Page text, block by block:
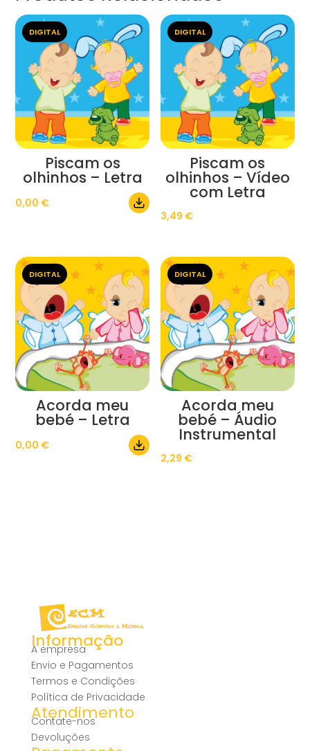
DIGITAL
Piscam os
olhinhos – Letra
0,00 €
DIGITAL
Piscam os
olhinhos – Vídeo
com Letra
3,49 €
DIGITAL
Acorda meu
bebé – Letra
0,00 €
DIGITAL
Acorda meu
bebé – Áudio
Instrumental
2,29 €
Informação
A empresa
Envio e Pagamentos
Termos e Condições
Política de Privacidade
Atendimento
Contate-nos
Devoluções